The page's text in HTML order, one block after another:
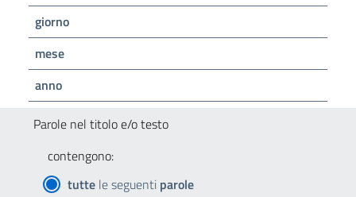
giorno
mese
anno
Parole nel titolo e/o testo
contengono:
tutte le seguenti parole